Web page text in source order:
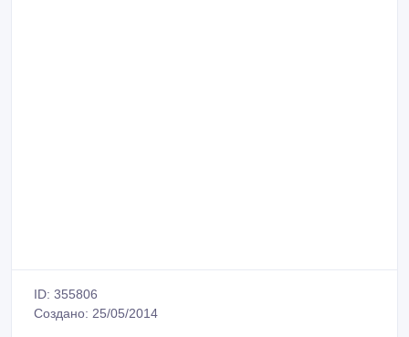
ID: 355806
Создано: 25/05/2014